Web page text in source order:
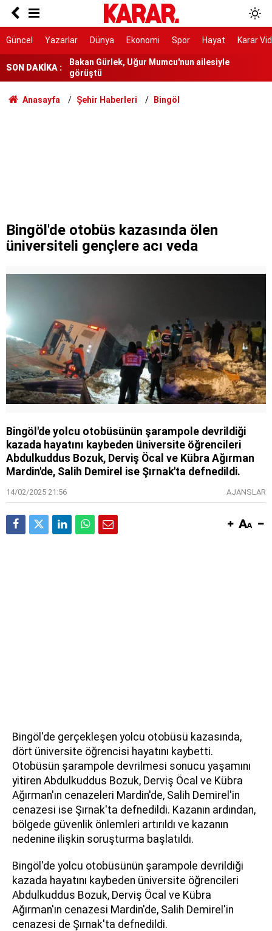
Güncel Yazarlar Dünya Ekonomi Spor Hayat Karar
SON DAKİKA :
Dava dışı 6 kişi için de sorumluluk tespiti
görüştü
Antalya’da sayıları Türkleri geçti!
Ünlü isimlerin milyonluk bağışları ortaya çıktı
Anasayfa Şehir Haberleri Bingöl
Bingöl'de otobüs kazasında ölen
üniversiteli gençlere acı veda
Bingöl'de yolcu otobüsünün şarampole devrildiği
kazada hayatını kaybeden üniversite öğrencileri
Abdulkuddus Bozuk, Derviş Öcal ve Kübra Ağırman
Mardin'de, Salih Demirel ise Şırnak'ta defnedildi.
14/02/2025 21:56 AJANSLAR
Bingöl'de gerçekleşen yolcu otobüsü kazasında,
dört üniversite öğrencisi hayatını kaybetti.
Otobüsün şarampole devrilmesi sonucu yaşamını
yitiren Abdulkuddus Bozuk, Derviş Öcal ve Kübra
Ağırman'ın cenazeleri Mardin'de, Salih Demirel'in
cenazesi ise Şırnak'ta defnedildi. Kazanın ardından,
bölgede güvenlik önlemleri artırıldı ve kazanın
nedenine ilişkin soruşturma başlatıldı.
Bingöl'de yolcu otobüsünün şarampole devrildiği
kazada hayatını kaybeden üniversite öğrencileri
Abdulkuddus Bozuk, Derviş Öcal ve Kübra
Ağırman'ın cenazesi Mardin'de, Salih Demirel'in
cenazesi de Şırnak'ta defnedildi.